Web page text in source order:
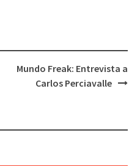
Mundo Freak: Entrevista a
Carlos Perciavalle